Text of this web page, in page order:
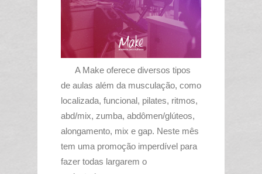
A Make oferece diversos tipos
de aulas além da musculação, como
localizada, funcional, pilates, ritmos,
abd/mix, zumba, abdômen/glúteos,
alongamento, mix e gap. Neste mês
tem uma promoção imperdível para
fazer todas largarem o